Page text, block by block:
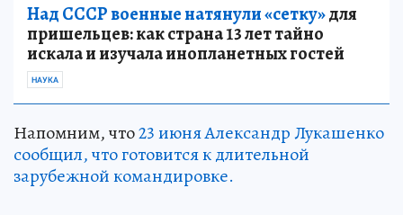
Над СССР военные натянули «сетку»для
пришельцев: как страна 13 лет тайно
искала и изучала инопланетных гостей
НАУКА
Напомним, что23 июня Александр Лукашенко
сообщил, что готовится к длительной
зарубежной командировке.